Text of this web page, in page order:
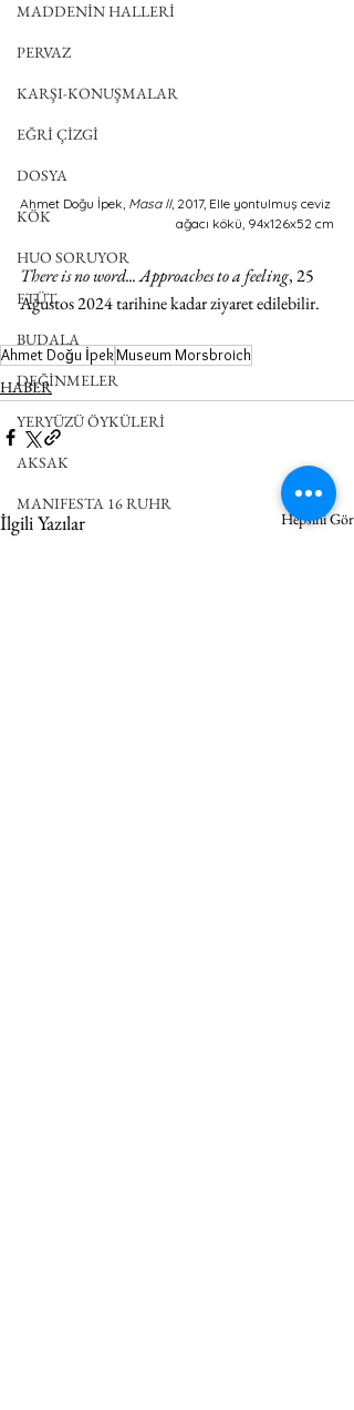
MADDENİN HALLERİ
PERVAZ
KARŞI-KONUŞMALAR
EĞRİ ÇİZGİ
DOSYA
KÖK
HUO SORUYOR
ETÜT
BUDALA
DEĞİNMELER
YERYÜZÜ ÖYKÜLERİ
AKSAK
MANIFESTA 16 RUHR
Ahmet Doğu İpek, Masa II, 2017, Elle yontulmuş ceviz
ağacı kökü, 94x126x52 cm
There is no word... Approaches to a feeling, 25
Ağustos 2024 tarihine kadar ziyaret edilebilir.
Ahmet Doğu İpekMuseum Morsbroich
HABER
İlgili Yazılar Hepsini Gör